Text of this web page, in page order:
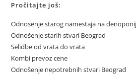
Pročitajte još:
Odnosenje starog namestaja na
Odnošenje starih stvari Beograd
Selidbe od vrata do vrata
Kombi prevoz cene
Odnošenje nepotrebnih stvari Beograd